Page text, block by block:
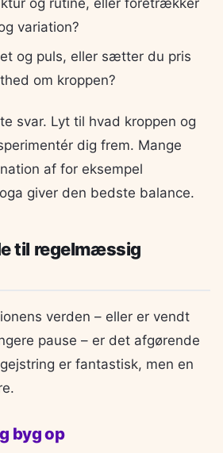
og rutine, eller foretrækker
variation?
og puls, eller sætter du pris
om kroppen?
svar. Lyt til hvad kroppen og
dig frem. Mange
af for eksempel
giver den bedste balance.
til regelmæssig
verden – eller er vendt
pause – er det afgørende
er fantastisk, men en
byg op